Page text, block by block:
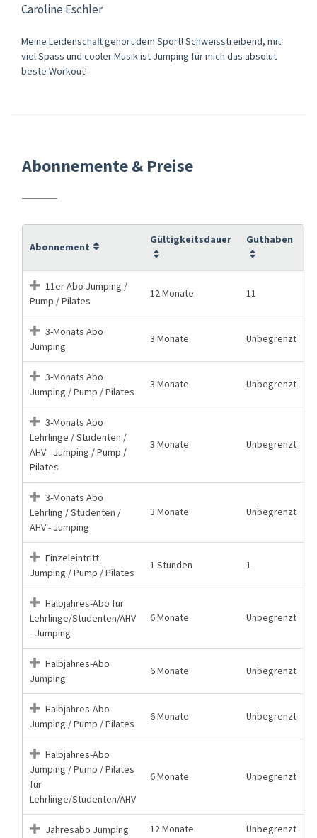
Caroline Eschler
Meine Leidenschaft gehört dem Sport! Schweisstreibend, mit
viel Spass und cooler Musik ist Jumping für mich das absolut
beste Workout!
Abonnemente & Preise
Abonnement
Gültigkeitsdauer Guthaben
11er Abo Jumping /
Pump / Pilates
12 Monate 11
3-Monats Abo
Jumping
3 Monate Unbegrenzt
3-Monats Abo
Jumping / Pump / Pilates
3 Monate Unbegrenzt
3-Monats Abo
Lehrlinge / Studenten /
AHV - Jumping / Pump /
Pilates
3 Monate Unbegrenzt
3-Monats Abo
Lehrling / Studenten /
AHV - Jumping
3 Monate Unbegrenzt
Einzeleintritt
Jumping / Pump / Pilates
1 Stunden 1
Halbjahres-Abo für
Lehrlinge/Studenten/AHV
- Jumping
6 Monate Unbegrenzt
Halbjahres-Abo
Jumping
6 Monate Unbegrenzt
Halbjahres-Abo
Jumping / Pump / Pilates
6 Monate Unbegrenzt
Halbjahres-Abo
Jumping / Pump / Pilates
für
Lehrlinge/Studenten/AHV
6 Monate Unbegrenzt
Jahresabo Jumping 12 Monate Unbegrenzt